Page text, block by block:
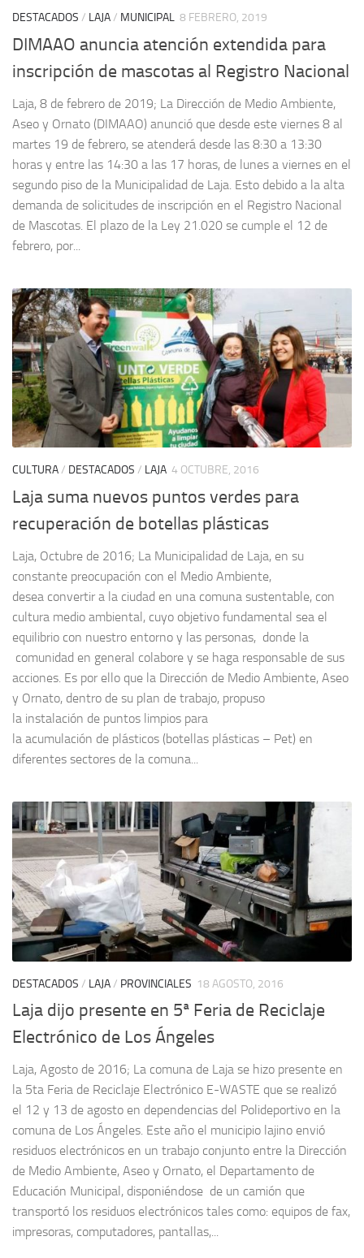
DESTACADOS / LAJA/ MUNICIPAL 8 FEBRERO, 2019
DIMAAO anuncia atención extendida para
inscripción de mascotas al Registro Nacional
Laja, 8 de febrero de 2019; La Dirección de Medio Ambiente,
Aseo y Ornato (DIMAAO) anunció que desde este viernes 8 al
martes 19 de febrero, se atenderá desde las 8:30 a 13:30
horas y entre las 14:30 a las 17 horas, de lunes a viernes en el
segundo piso de la Municipalidad de Laja. Esto debido a la alta
demanda de solicitudes de inscripción en el Registro Nacional
de Mascotas. El plazo de la Ley 21.020 se cumple el 12 de
febrero, por...
CULTURA/ DESTACADOS / LAJA 4 OCTUBRE, 2016
Laja suma nuevos puntos verdes para
recuperación de botellas plásticas
Laja, Octubre de 2016; La Municipalidad de Laja, en su
constante preocupación con el Medio Ambiente,
desea convertir a la ciudad en una comuna sustentable, con
cultura medio ambiental, cuyo objetivo fundamental sea el
equilibrio con nuestro entorno y las personas, donde la
comunidad en general colabore y se haga responsable de sus
acciones. Es por ello que la Dirección de Medio Ambiente, Aseo
y Ornato, dentro de su plan de trabajo, propuso
la instalación de puntos limpios para
la acumulación de plásticos (botellas plásticas – Pet) en
diferentes sectores de la comuna...
DESTACADOS / LAJA/ PROVINCIALES 18 AGOSTO, 2016
Laja dijo presente en 5ª Feria de Reciclaje
Electrónico de Los Ángeles
Laja, Agosto de 2016; La comuna de Laja se hizo presente en
la 5ta Feria de Reciclaje Electrónico E-WASTE que se realizó
el 12 y 13 de agosto en dependencias del Polideportivo en la
comuna de Los Ángeles. Este año el municipio lajino envió
residuos electrónicos en un trabajo conjunto entre la Dirección
de Medio Ambiente, Aseo y Ornato, el Departamento de
Educación Municipal, disponiéndose de un camión que
transportó los residuos electrónicos tales como: equipos de fax,
impresoras, computadores, pantallas,...